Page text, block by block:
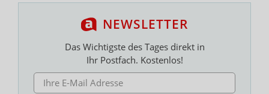
NEWSLETTER
Das Wichtigste des Tages direkt in
Ihr Postfach. Kostenlos!
E-MAIL ADRESSE